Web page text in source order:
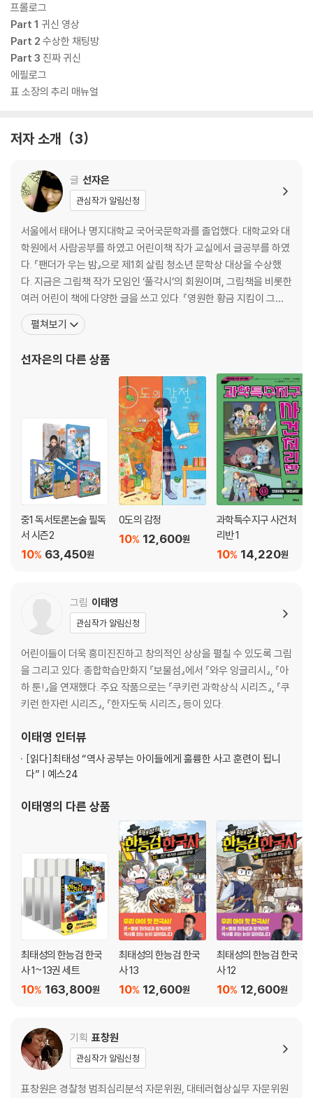
프롤로그
Part 1 귀신 영상
Part 2 수상한 채팅방
Part 3 진짜 귀신
에필로그
표 소장의 추리 매뉴얼
저자 소개 3
글 선자은
관심작가 알림신청
서울에서 태어나 명지대학교 국어국문학과를 졸업했다. 대학교와 대
학원에서 사람공부를 하였고 어린이책 작가 교실에서 글공부를 하였
다. 『팬더가 우는 밤』으로 제1회 살림 청소년 문학상 대상을 수상했
다. 지금은 그림책 작가 모임인 ‘풀각시’의 회원이며, 그림책을 비롯한
여러 어린이 책에 다양한 글을 쓰고 있다. 『영원한 황금 지킴이 그리
핀』, 『꼬마해녀와 물할망』, 『상여 나가는 날』을 비롯한 다수의 그림책
과 동화책 『위험한 게임 마니또』, 『화장실 귀』, 게임왕』, 『예쁜 얼굴
붕의 나나』, 『엘리스 월드』
펼쳐보기
선자은의 다른 상품
중1 독서토론논술 필독
서 시즌2
63,450원
10%
0도의 감정
12,600원
10%
과학특수지구 사건처
리반 1
14,220원
10%
그림 이태영
관심작가 알림신청
어린이들이 더욱 흥미진진하고 창의적인 상상을 펼칠 수 있도록 그림
을 그리고 있다. 종합학습만화지 『보물섬』에서 『와우 잉글리시』, 『아
하 툰!』을 연재했다. 주요 작품으로는 『쿠키런 과학상식 시리즈』, 『쿠
키런 한자런 시리즈』, 『한자도둑 시리즈』 등이 있다.
이태영 인터뷰
[읽다]최태성 “역사 공부는 아이들에게 훌륭한 사고 훈련이 됩니
다” | 예스24
이태영의 다른 상품
최태성의 한능검 한국
사 1~13권 세트
163,800원
10%
최태성의 한능검 한국
사 13
12,600원
10%
최태성의 한능검 한국
사 12
12,600원
10%
기획 표창원
관심작가 알림신청
표창원은 경찰청 범죄심리분석 자문위원, 대테러협상실무 자문위원